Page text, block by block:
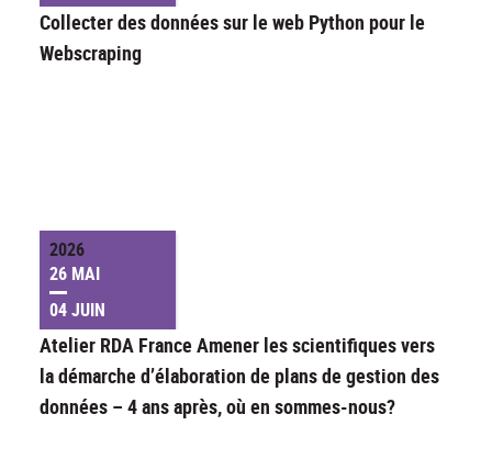
Collecter des données sur le web Python pour le
Webscraping
2026
26 MAI
04 JUIN
Atelier RDA France Amener les scientifiques vers
la démarche d’élaboration de plans de gestion des
données – 4 ans après, où en sommes-nous?